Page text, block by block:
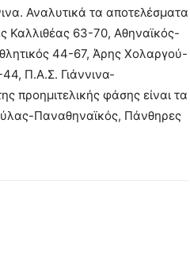
Αναλυτικά τα αποτελέσματα
Καλλιθέας 63-70, Αθηναϊκός-
44-67, Άρης Χολαργού-
Π.Α.Σ. Γιάννινα-
προημιτελικής φάσης είναι τα
Παναθηναϊκός, Πάνθηρες